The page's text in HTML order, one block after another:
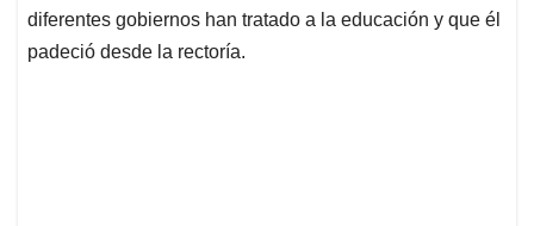
diferentes gobiernos han tratado a la educación y que él
padeció desde la rectoría.